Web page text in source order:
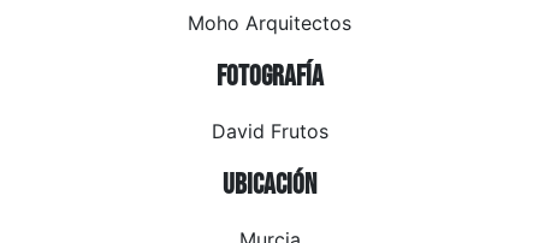
Moho Arquitectos
Fotografía
David Frutos
Ubicación